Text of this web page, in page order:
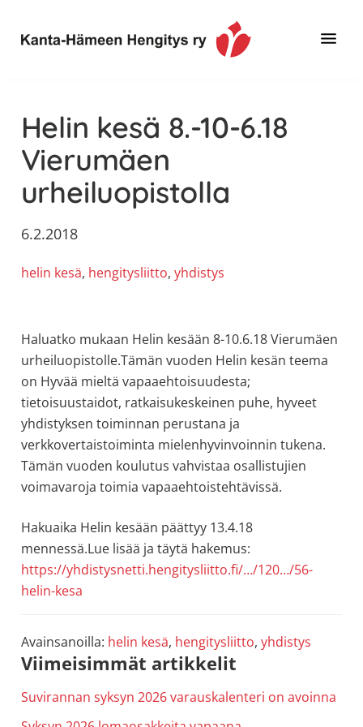
pääsisältöön
ensisijaiseen
alatunnisteeseen
Hämeen
Hengitys
ry
tietoa,
erityisesti
jos
sinua
astma,
muut
sisäilma
tai
allergiat.
K-
H
Hengitys
ry
Helin kesä 8.-10-6.18
Vierumäen
urheiluopistolla
6.2.2018
helin kesä, hengitysliitto, yhdistys
Haluatko mukaan Helin kesään 8-10.6.18 Vierumäen
urheiluopistolle.Tämän vuoden Helin kesän teema
on Hyvää mieltä vapaaehtoisuudesta;
tietoisuustaidot, ratkaisukeskeinen puhe, hyveet
yhdistyksen toiminnan perustana ja
verkkovertaistoiminta mielenhyvinvoinnin tukena.
Tämän vuoden koulutus vahvistaa osallistujien
voimavaroja toimia vapaaehtoistehtävissä.
Hakuaika Helin kesään päättyy 13.4.18
mennessä.Lue lisää ja täytä hakemus:
https://yhdistysnetti.hengitysliitto.fi/…/120…/56-
helin-kesa
Avainsanoilla: helin kesä, hengitysliitto, yhdistys
Ensisijainen
sivupalkki
Viimeisimmät artikkelit
Suvirannan syksyn 2026 varauskalenteri on avoinna